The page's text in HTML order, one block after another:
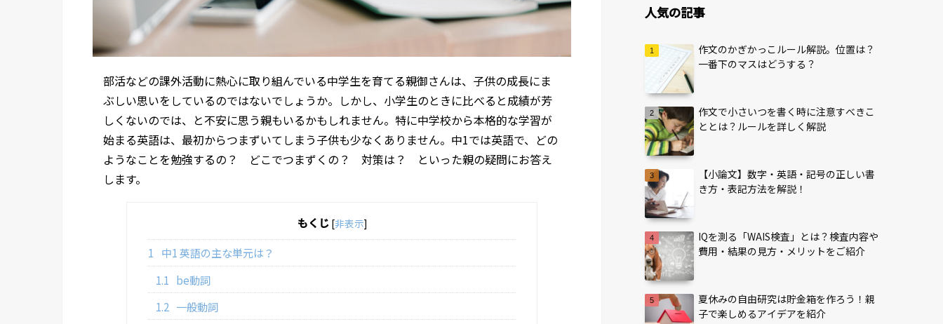
部活などの課外活動に熱心に取り組んでいる中学生を育てる親御さんは、子供の成長にま
ぶしい思いをしているのではないでしょうか。しかし、小学生のときに比べると成績が芳
しくないのでは、と不安に思う親もいるかもしれません。特に中学校から本格的な学習が
始まる英語は、最初からつまずいてしまう子供も少なくありません。中1では英語で、どの
ようなことを勉強するの？ どこでつまずくの？ 対策は？ といった親の疑問にお答え
します。
もくじ [非表示]
1 中1 英語の主な単元は？
1.1 be動詞
1.2 一般動詞
人気の記事
作文のかぎかっこルール解説。位置は？
一番下のマスはどうする？
作文で小さいつを書く時に注意すべきこ
ととは？ルールを詳しく解説
【小論文】数字・英語・記号の正しい書
き方・表記方法を解説！
IQを測る「WAIS検査」とは？検査内容や
費用・結果の見方・メリットをご紹介
夏休みの自由研究は貯金箱を作ろう！親
子で楽しめるアイデアを紹介